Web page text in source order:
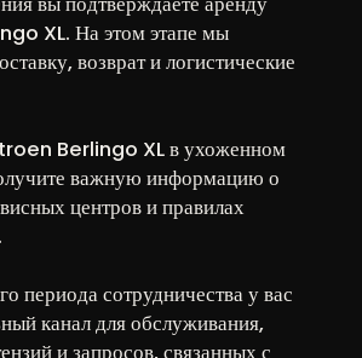
XL. На этом этапе мы
возврат и логистические
Berlingo XL в ухоженном
важную информацию о
центров и правилах
периода сотрудничества у вас
канал для обслуживания,
и запросов, связанных с